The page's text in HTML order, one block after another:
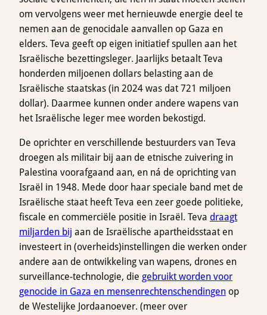
om vervolgens weer met hernieuwde energie deel te
nemen aan de genocidale aanvallen op Gaza en
elders. Teva geeft op eigen initiatief spullen aan het
Israëlische bezettingsleger. Jaarlijks betaalt Teva
honderden miljoenen dollars belasting aan de
Israëlische staatskas (in 2024 was dat 721 miljoen
dollar). Daarmee kunnen onder andere wapens van
het Israëlische leger mee worden bekostigd.
De oprichter en verschillende bestuurders van Teva
droegen als militair bij aan de etnische zuivering in
Palestina voorafgaand aan, en ná de oprichting van
Israël in 1948. Mede door haar speciale band met de
Israëlische staat heeft Teva een zeer goede politieke,
fiscale en commerciële positie in Israël. Teva draagt
miljarden bij aan de Israëlische apartheidsstaat en
investeert in (overheids)instellingen die werken onder
andere aan de ontwikkeling van wapens, drones en
surveillance-technologie, die gebruikt worden voor
genocide in Gaza en mensenrechtenschendingen op
de Westelijke Jordaanoever. (meer over